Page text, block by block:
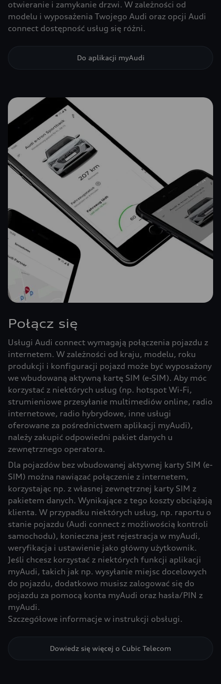
otwieranie i zamykanie drzwi. W zależności od
modelu i wyposażenia Twojego Audi oraz opcji Audi
connect dostępność usług się różni.
Do aplikacji myAudi
Połącz się
Usługi Audi connect wymagają połączenia pojazdu z
internetem. W zależności od kraju, modelu, roku
produkcji i konfiguracji pojazd może być wyposażony
we wbudowaną aktywną kartę SIM (e-SIM). Aby móc
korzystać z niektórych usług (np. hotspot Wi-Fi,
strumieniowe przesyłanie multimediów online, radio
internetowe, radio hybrydowe, inne usługi
oferowane za pośrednictwem aplikacji myAudi),
należy zakupić odpowiedni pakiet danych u
zewnętrznego operatora.
Dla pojazdów bez wbudowanej aktywnej karty SIM (e-
SIM) można nawiązać połączenie z internetem,
korzystając np. z własnej zewnętrznej karty SIM z
pakietem danych. Wynikające z tego koszty obciążają
klienta. W przypadku niektórych usług, np. raportu o
stanie pojazdu (Audi connect z możliwością kontroli
samochodu), konieczna jest rejestracja w myAudi,
weryfikacja i ustawienie jako główny użytkownik.
Jeśli chcesz korzystać z niektórych funkcji aplikacji
myAudi, takich jak np. wysyłanie miejsc docelowych
do pojazdu, dodatkowo musisz zalogować się do
pojazdu za pomocą konta myAudi oraz hasła/PIN z
myAudi.
Szczegółowe informacje w instrukcji obsługi.
Dowiedz się więcej o Cubic Telecom